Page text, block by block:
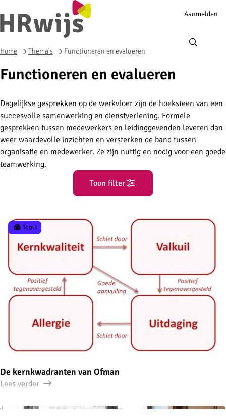
Account
Aanmelden
Home Thema's Functioneren en evalueren
Functioneren en evalueren
Dagelijkse gesprekken op de werkvloer zijn de hoeksteen van een
succesvolle samenwerking en dienstverlening. Formele
gesprekken tussen medewerkers en leidinggevenden leveren dan
weer waardevolle inzichten en versterken de band tussen
organisatie en medewerker. Ze zijn nuttig en nodig voor een goede
teamwerking.
Toon filter
De kernkwadranten van Ofman
Tools
Lees verder